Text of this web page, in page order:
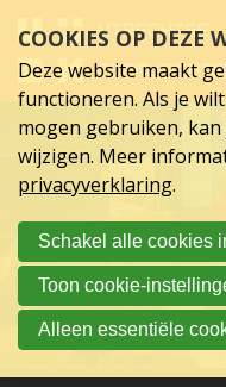
links
over
Spring
hoofd
inhoud
Spring
naar
hoofdnavigatie
COOKIES OP DEZE
Deze website maakt
functioneren. Als je
mogen gebruiken,
wijzigen. Meer
privacyverklaring.
Schakel alle cookies
Toon cookie-
Alleen essentiële